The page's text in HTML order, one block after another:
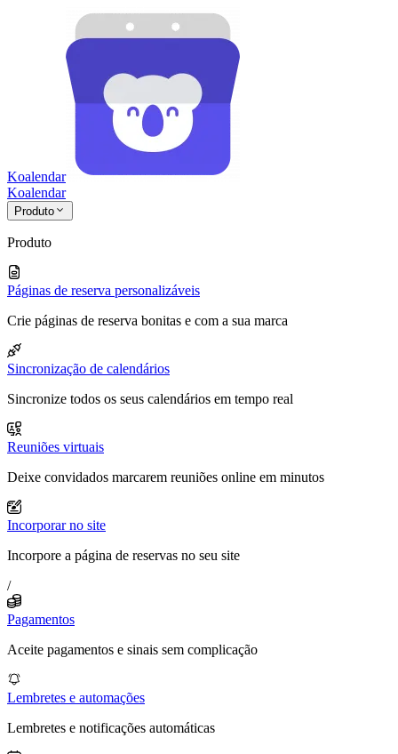
Koalendar
Koalendar
Produto
Produto
Páginas de reserva personalizáveis
Crie páginas de reserva bonitas e com a sua marca
Sincronização de calendários
Sincronize todos os seus calendários em tempo real
Reuniões virtuais
Deixe convidados marcarem reuniões online em minutos
Incorporar no site
Incorpore a página de reservas no seu site
/
Pagamentos
Aceite pagamentos e sinais sem complicação
Lembretes e automações
Lembretes e notificações automáticas